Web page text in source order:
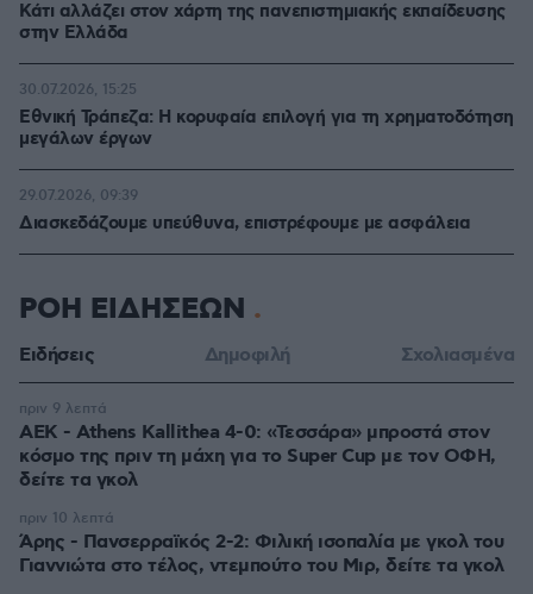
Κάτι αλλάζει στον χάρτη της πανεπιστημιακής εκπαίδευσης
στην Ελλάδα
Εθνική Τράπεζα: Η κορυφαία επιλογή για τη χρηματοδότηση
μεγάλων έργων
30.07.2026, 15:25
Διασκεδάζουμε υπεύθυνα, επιστρέφουμε με ασφάλεια
29.07.2026, 09:39
ΡΟΗ ΕΙΔΗΣΕΩΝ
Ειδήσεις Δημοφιλή Σχολιασμένα
ΑΕΚ - Athens Kallithea 4-0: «Τεσσάρα» μπροστά στον
κόσμο της πριν τη μάχη για το Super Cup με τον ΟΦΗ,
δείτε τα γκολ
πριν 9 λεπτά
Άρης - Πανσερραϊκός 2-2: Φιλική ισοπαλία με γκολ του
Γιαννιώτα στο τέλος, ντεμπούτο του Μιρ, δείτε τα γκολ
πριν 10 λεπτά